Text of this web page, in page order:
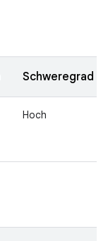
Schweregrad
Hoch